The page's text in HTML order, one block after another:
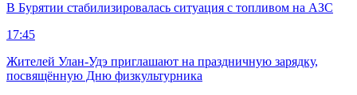
В Бурятии стабилизировалась ситуация с топливом на АЗС
17:45
Жителей Улан-Удэ приглашают на праздничную зарядку,
посвящённую Дню физкультурника